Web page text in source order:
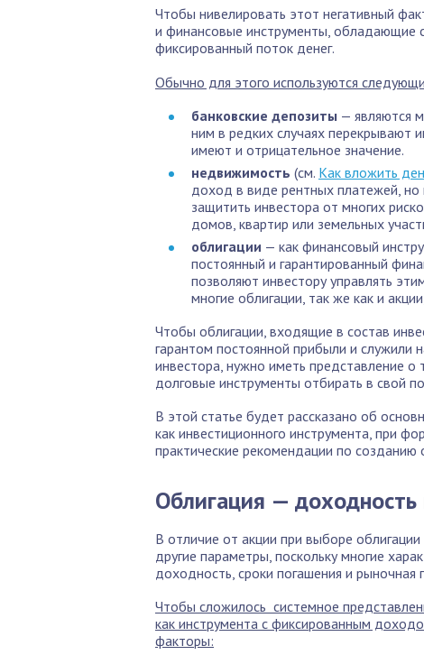
Чтобы нивелировать этот негативный
и финансовые инструменты, обладающие
фиксированный поток денег.
Обычно для этого используются
банковские депозиты — являются
ним в редких случаях перекрывают
имеют и отрицательное значение.
недвижимость (см. Как вложить
доход в виде рентных платежей, но
защитить инвестора от многих
домов, квартир или земельных
облигации — как финансовый
постоянный и гарантированный
позволяют инвестору управлять
многие облигации, так же как и
Чтобы облигации, входящие в состав
гарантом постоянной прибыли и
инвестора, нужно иметь представление
долговые инструменты отбирать в свой
В этой статье будет рассказано об
как инвестиционного инструмента, при
практические рекомендации по созданию
Облигация — доходность
В отличие от акции при выборе
другие параметры, поскольку многие
доходность, сроки погашения и рыночная
Чтобы сложилось системное
как инструмента с фиксированным
факторы: